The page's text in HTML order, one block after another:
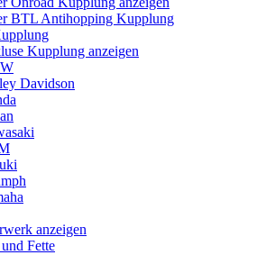
BTL Antihopping Kupplung
Kupplung anzeigen
Davidson
anzeigen
Fette